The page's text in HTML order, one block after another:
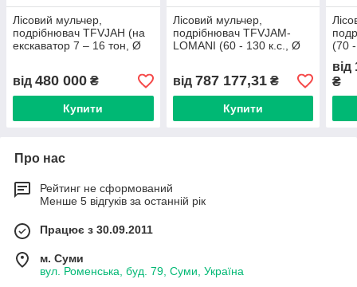
Лісовий мульчер,
подрібнювач TFVJAH (на
екскаватор 7 – 16 тон, Ø
від 480 000 ₴
Купити
Лісовий мульчер,
подрібнювач TFVJAM-
LOMANI (60 - 130 к.с., Ø
від 787 177,31₴
Купити
(70
см,
від
₴
Про нас
Рейтинг не сформований
Менше 5 відгуків за останній рік
Працює з 30.09.2011
м. Суми
вул. Роменська, буд. 79, Суми, Україна